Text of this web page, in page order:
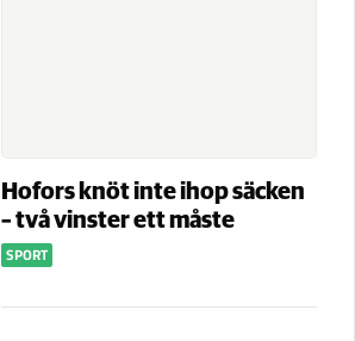
Hofors knöt inte ihop säcken
– två vinster ett måste
SPORT